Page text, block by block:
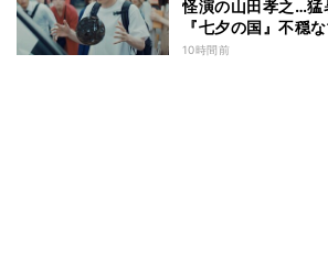
怪演の山田孝之…猛
『七夕の国』不穏
超常ミステリー
10時間前